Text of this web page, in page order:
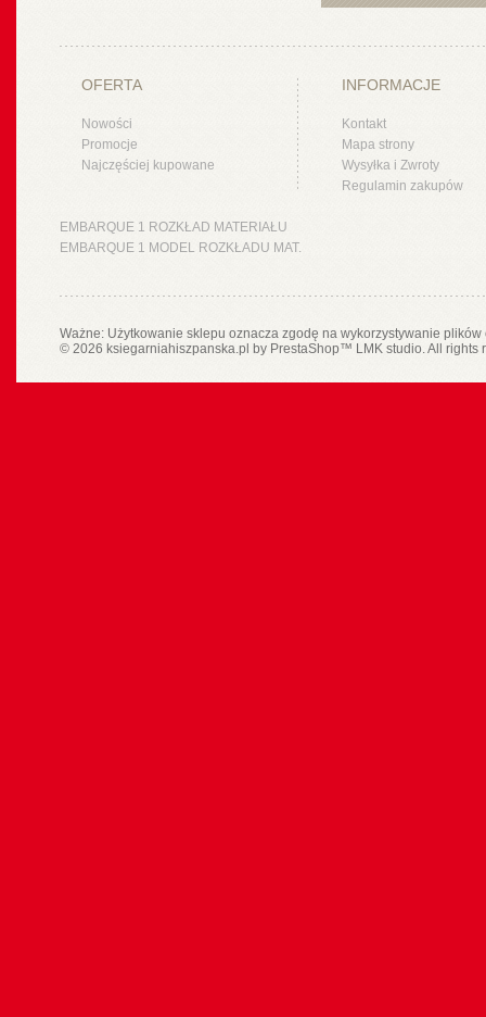
OFERTA
Nowości
Promocje
Najczęściej kupowane
INFORMACJE
Kontakt
Mapa strony
Wysyłka i Zwroty
Regulamin zakupów
EMBARQUE 1 ROZKŁAD MATERIAŁU
EMBARQUE 1 MODEL ROZKŁADU MAT.
Ważne: Użytkowanie sklepu oznacza zgodę na wykorzystywanie
© 2026 ksiegarniahiszpanska.pl by PrestaShop™ LMK studio. All rights